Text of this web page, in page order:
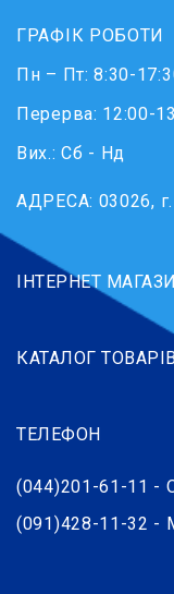
ГРАФІК РОБОТИ
Пн – Пт: 8:30-
Перерва: 12:00-
Вих.: Сб - Нд
АДРЕСА: 03026,
ІНТЕРНЕТ
КАТАЛОГ
ТЕЛЕФОН
(044)201-61-11 -
(091)428-11-32 -